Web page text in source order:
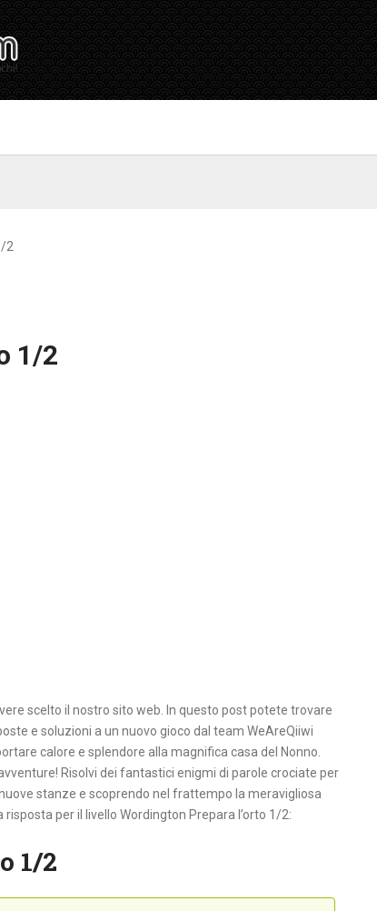
2
1/2
scelto il nostro sito web. In questo post potete trovare
e soluzioni a un nuovo gioco dal team WeAreQiiwi
calore e splendore alla magnifica casa del Nonno.
Risolvi dei fantastici enigmi di parole crociate per
stanze e scoprendo nel frattempo la meravigliosa
per il livello Wordington Prepara l’orto 1/2:
1/2